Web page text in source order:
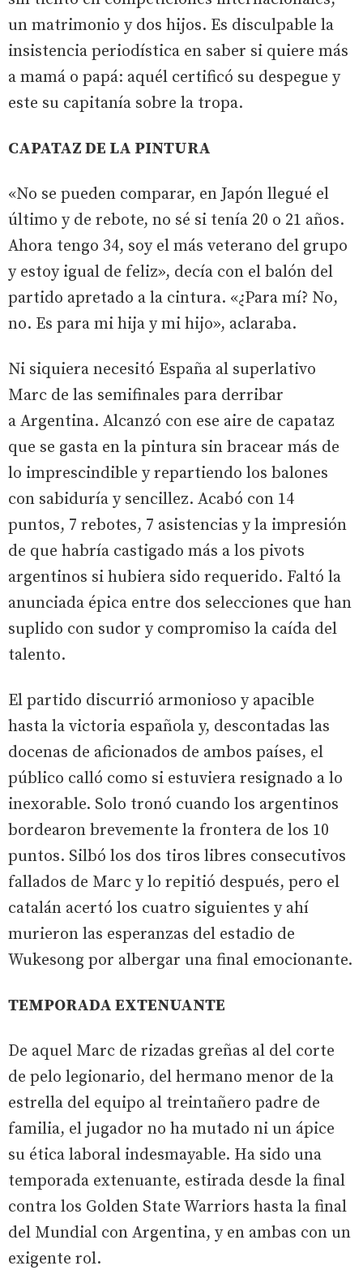
un matrimonio y dos hijos. Es disculpable la
insistencia periodística en saber si quiere más
a mamá o papá: aquél certificó su despegue y
este su capitanía sobre la tropa.
CAPATAZ DE LA PINTURA
«No se pueden comparar, en Japón llegué el
último y de rebote, no sé si tenía 20 o 21 años.
Ahora tengo 34, soy el más veterano del grupo
y estoy igual de feliz», decía con el balón del
partido apretado a la cintura. «¿Para mí? No,
no. Es para mi hija y mi hijo», aclaraba.
Ni siquiera necesitó España al superlativo
Marc de las semifinales para derribar
a Argentina. Alcanzó con ese aire de capataz
que se gasta en la pintura sin bracear más de
lo imprescindible y repartiendo los balones
con sabiduría y sencillez. Acabó con 14
puntos, 7 rebotes, 7 asistencias y la impresión
de que habría castigado más a los pivots
argentinos si hubiera sido requerido. Faltó la
anunciada épica entre dos selecciones que han
suplido con sudor y compromiso la caída del
talento.
El partido discurrió armonioso y apacible
hasta la victoria española y, descontadas las
docenas de aficionados de ambos países, el
público calló como si estuviera resignado a lo
inexorable. Solo tronó cuando los argentinos
bordearon brevemente la frontera de los 10
puntos. Silbó los dos tiros libres consecutivos
fallados de Marc y lo repitió después, pero el
catalán acertó los cuatro siguientes y ahí
murieron las esperanzas del estadio de
Wukesong por albergar una final emocionante.
TEMPORADA EXTENUANTE
De aquel Marc de rizadas greñas al del corte
de pelo legionario, del hermano menor de la
estrella del equipo al treintañero padre de
familia, el jugador no ha mutado ni un ápice
su ética laboral indesmayable. Ha sido una
temporada extenuante, estirada desde la final
contra los Golden State Warriors hasta la final
del Mundial con Argentina, y en ambas con un
exigente rol.